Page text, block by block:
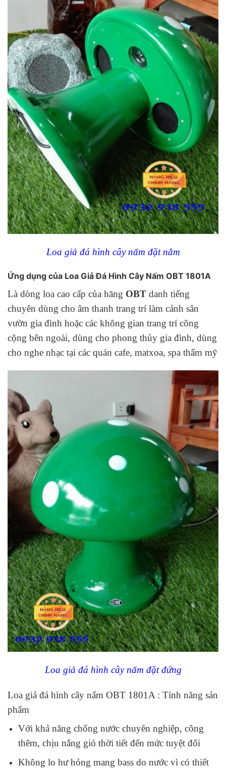
Loa giả đá hình cây nấm đặt nằm
Ứng dụng của Loa Giả Đá Hình Cây Nấm OBT 1801A
Là dòng loa cao cấp của hãng OBT danh tiếng
chuyên dùng cho âm thanh trang trí làm cảnh sân
vườn gia đình hoặc các không gian trang trí công
cộng bên ngoài, dùng cho phong thủy gia đình, dùng
cho nghe nhạc tại các quán cafe, matxoa, spa thẩm mỹ
Loa giả đá hình cây nấm đặt đứng
Loa giả đá hình cây nấm OBT 1801A : Tính năng sản
phẩm
Với khả năng chống nước chuyên nghiệp, công
thêm, chịu nắng gió thời tiết đến mức tuyệt đối
Không lo hư hỏng mang bass do nước vì có thiết